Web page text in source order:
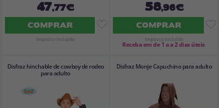
47,77€
COMPRAR
Imposto Incluído
58,96€
COMPRAR
Imposto Incluído
Receba em de 1 a a 2 dias úteis
Disfraz hinchable de cowboy de rodeo
para adulto
Disfraz Monje Capuchino para adulto